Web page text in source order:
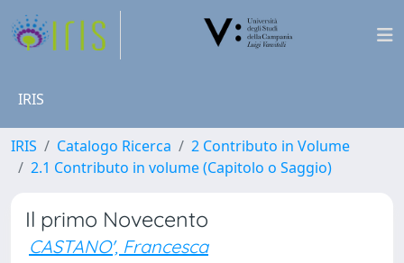
IRIS
IRIS Catalogo Ricerca
2 Contributo in Volume
2.1 Contributo in volume (Capitolo o Saggio)
Il primo Novecento
CASTANO', Francesca